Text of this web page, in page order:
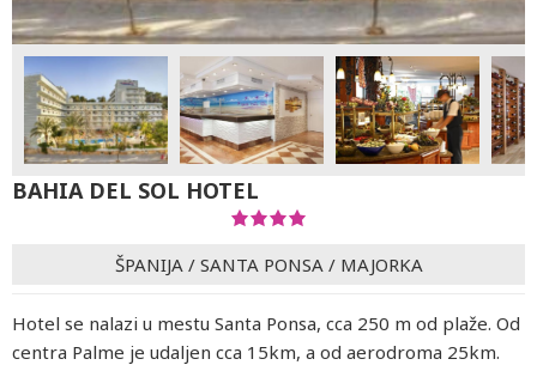
BAHIA DEL SOL HOTEL
ŠPANIJA / SANTA PONSA / MAJORKA
Hotel se nalazi u mestu Santa Ponsa, cca 250 m od plaže. Od
centra Palme je udaljen cca 15km, a od aerodroma 25km.